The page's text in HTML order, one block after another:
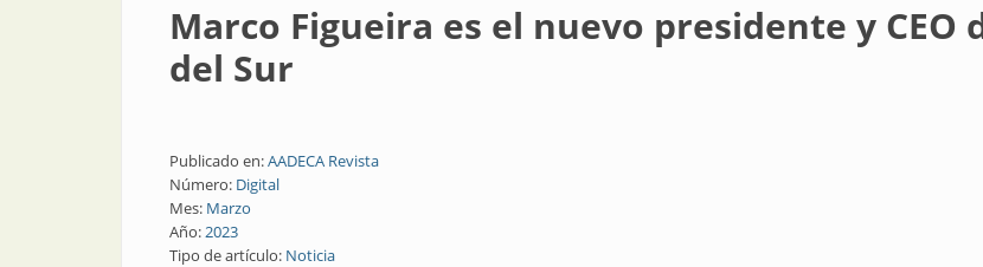
Marco Figueira es el nuevo presidente y CEO
del Sur
Publicado en:AADECA Revista
Número: Digital
Mes: Marzo
Año:2023
Tipo de artículo: Noticia